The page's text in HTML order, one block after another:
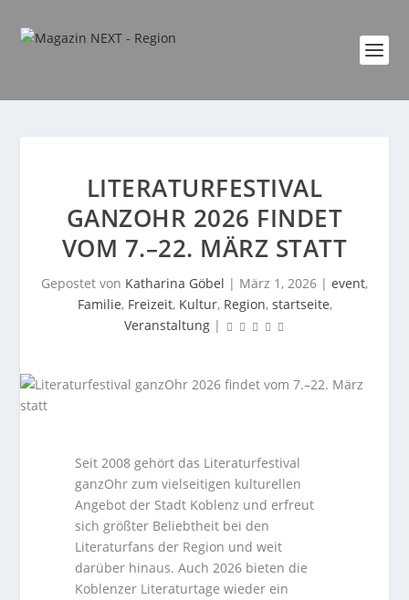
LITERATURFESTIVAL
GANZOHR 2026 FINDET
VOM 7.–22. MÄRZ STATT
Gepostet von Katharina Göbel | März 1, 2026 | event,
Familie, Freizeit, Kultur, Region, startseite,
Veranstaltung |
Seit 2008 gehört das Literaturfestival
ganzOhr zum vielseitigen kulturellen
Angebot der Stadt Koblenz und erfreut
sich größter Beliebtheit bei den
Literaturfans der Region und weit
darüber hinaus. Auch 2026 bieten die
Koblenzer Literaturtage wieder ein